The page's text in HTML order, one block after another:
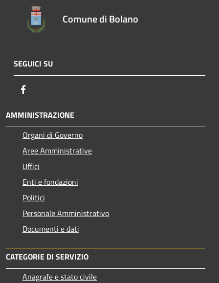
Comune di Bolano
SEGUICI SU
AMMINISTRAZIONE
Organi di Governo
Aree Amministrative
Uffici
Enti e fondazioni
Politici
Personale Amministrativo
Documenti e dati
CATEGORIE DI SERVIZIO
Anagrafe e stato civile